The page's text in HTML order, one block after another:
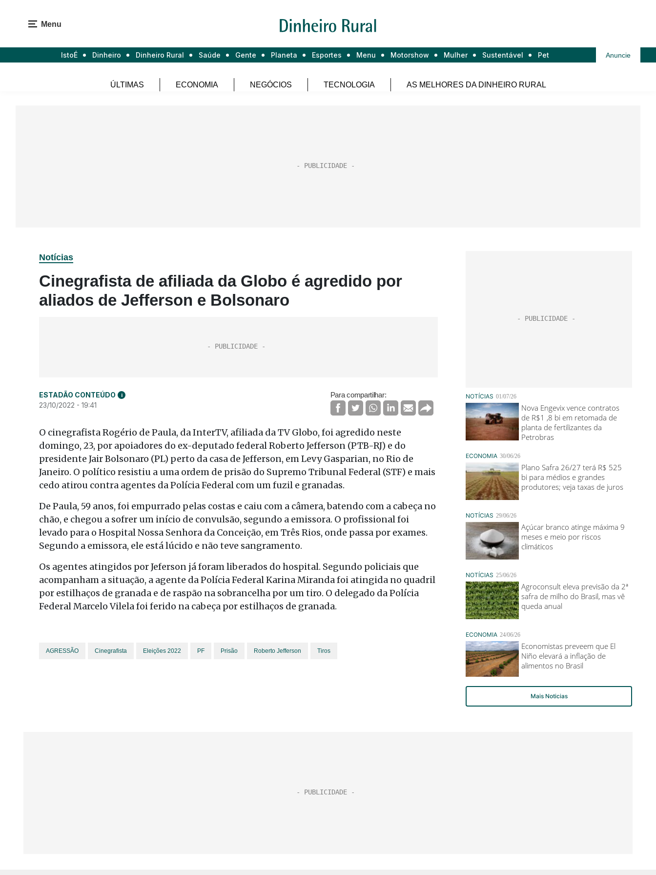
Menu
IstoÉ Dinheiro Dinheiro Rural Saúde Gente Planeta Esportes Menu Motorshow Mulher Sustentável Pet Anuncie
ÚLTIMAS ECONOMIA NEGÓCIOS TECNOLOGIA AS MELHORES DA DINHEIRO RURAL
Notícias
Cinegrafista de afiliada da Globo é agredido por
aliados de Jefferson e Bolsonaro
ESTADÃO CONTEÚDO i
23/10/2022 - 19:41
Para compartilhar:
O cinegrafista Rogério de Paula, da InterTV, afiliada da TV Globo, foi agredido neste
domingo, 23, por apoiadores do ex-deputado federal Roberto Jefferson (PTB-RJ) e do
presidente Jair Bolsonaro (PL) perto da casa de Jefferson, em Levy Gasparian, no Rio de
Janeiro. O político resistiu a uma ordem de prisão do Supremo Tribunal Federal (STF) e mais
cedo atirou contra agentes da Polícia Federal com um fuzil e granadas.
De Paula, 59 anos, foi empurrado pelas costas e caiu com a câmera, batendo com a cabeça no
chão, e chegou a sofrer um início de convulsão, segundo a emissora. O profissional foi
levado para o Hospital Nossa Senhora da Conceição, em Três Rios, onde passa por exames.
Segundo a emissora, ele está lúcido e não teve sangramento.
Os agentes atingidos por Jeferson já foram liberados do hospital. Segundo policiais que
acompanham a situação, a agente da Polícia Federal Karina Miranda foi atingida no quadril
por estilhaços de granada e de raspão na sobrancelha por um tiro. O delegado da Polícia
Federal Marcelo Vilela foi ferido na cabeça por estilhaços de granada.
AGRESSÃO Cinegrafista Eleições 2022 PF Prisão Roberto Jefferson Tiros